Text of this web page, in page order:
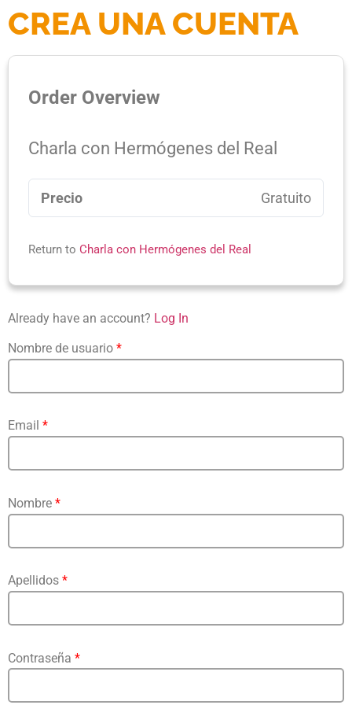
CREA UNA CUENTA
Order Overview
Charla con Hermógenes del Real
Precio Gratuito
Return to Charla con Hermógenes del Real
Already have an account? Log In
Nombre de usuario *
Email *
Nombre *
Apellidos *
Contraseña *